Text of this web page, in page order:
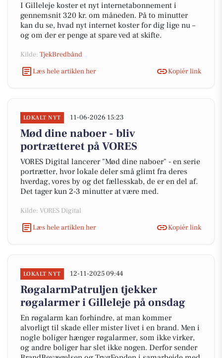
I Gilleleje koster et nyt internetabonnement i
gennemsnit 320 kr. om måneden. På to minutter
kan du se, hvad nyt internet koster for dig lige nu –
og om der er penge at spare ved at skifte.
Kilde: TjekBredbånd
Læs hele artiklen her
Kopiér link
LOKALT NYT 11-06-2026 15:23
Mød dine naboer - bliv
portrætteret på VORES
VORES Digital lancerer "Mød dine naboer" - en serie
portrætter, hvor lokale deler små glimt fra deres
hverdag, vores by og det fællesskab, de er en del af.
Det tager kun 2-3 minutter at være med.
Kilde: VORES Digital
Læs hele artiklen her
Kopiér link
LOKALT NYT 12-11-2025 09:44
RøgalarmPatruljen tjekker
røgalarmer i Gilleleje på onsdag
En røgalarm kan forhindre, at man kommer
alvorligt til skade eller mister livet i en brand. Men i
nogle boliger hænger røgalarmer, som ikke virker,
og andre boliger har slet ikke nogen. Derfor sender